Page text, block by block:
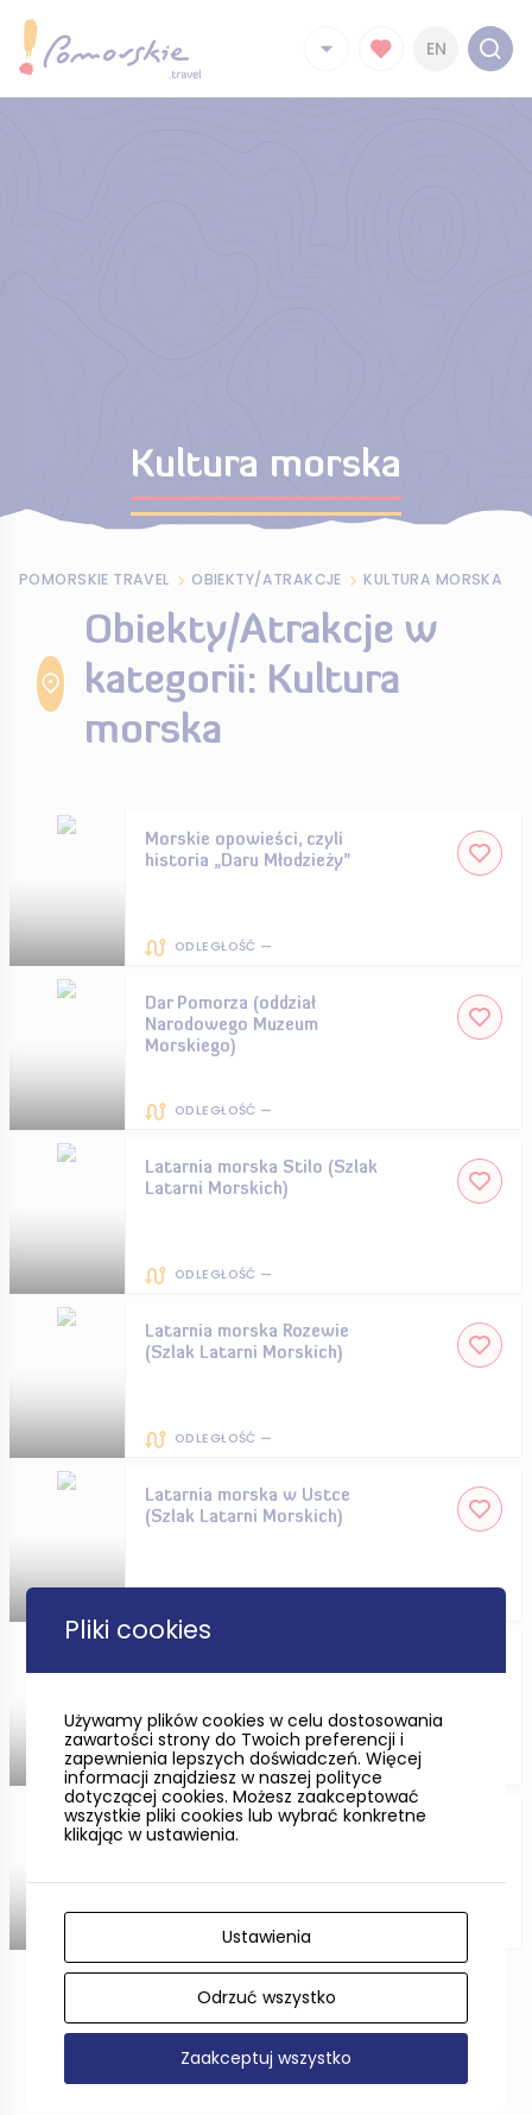
EN
Kultura morska
POMORSKIE TRAVEL OBIEKTY/ATRAKCJE KULTURA MORSKA
Obiekty/Atrakcje w
kategorii: Kultura
morska
Morskie opowieści, czyli
historia „Daru Młodzieży”
ODLEGŁOŚĆ —
Dar Pomorza (oddział
Narodowego Muzeum
Morskiego)
ODLEGŁOŚĆ —
Latarnia morska Stilo (Szlak
Latarni Morskich)
ODLEGŁOŚĆ —
Latarnia morska Rozewie
(Szlak Latarni Morskich)
ODLEGŁOŚĆ —
Latarnia morska w Ustce
(Szlak Latarni Morskich)
ODLEGŁOŚĆ —
ORP "Błyskawica" (oddział
Muzeum Marynarki Wojennej)
ODLEGŁOŚĆ —
Pokaż więcej
Pliki cookies
Używamy plików cookies w celu dostosowania
zawartości strony do Twoich preferencji i
zapewnienia lepszych doświadczeń. Więcej
informacji znajdziesz w naszej polityce
dotyczącej cookies. Możesz zaakceptować
wszystkie pliki cookies lub wybrać konkretne
klikając w ustawienia.
Ustawienia
Odrzuć wszystko
Zaakceptuj wszystko